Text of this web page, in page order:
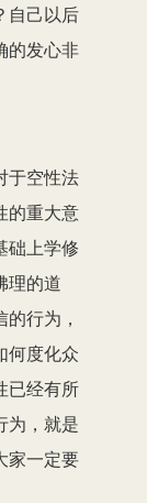
自己以后
的发心非
于空性法
的重大意
础上学修
理的道
行为，
何度化众
已经有所
为，就是
家一定要